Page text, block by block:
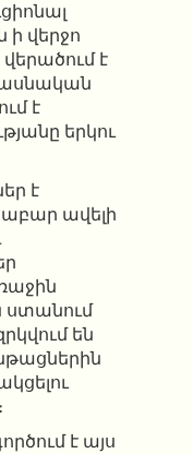
ի վերջո
է
է
երկու
է
ավելի
ստանում
են
է այս